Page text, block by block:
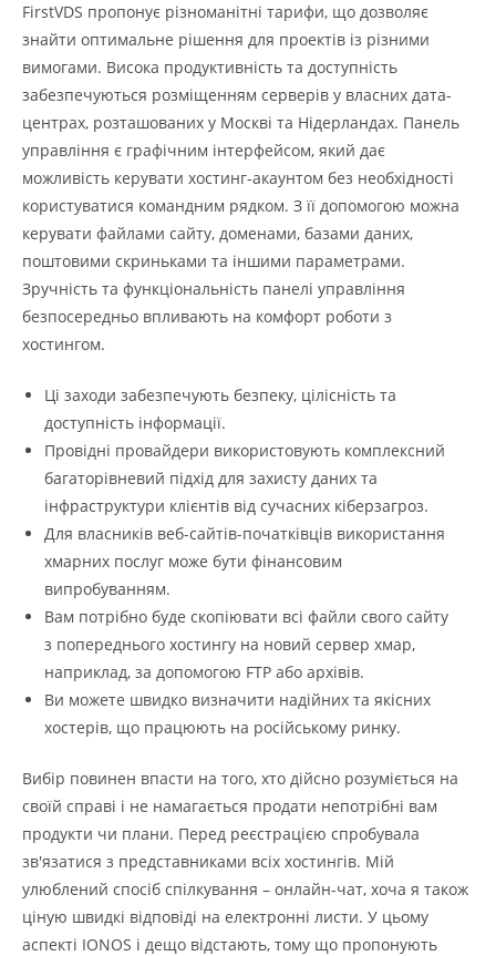
FirstVDS пропонує різноманітні тарифи, що дозволяє
знайти оптимальне рішення для проектів із різними
вимогами. Висока продуктивність та доступність
забезпечуються розміщенням серверів у власних дата-
центрах, розташованих у Москві та Нідерландах. Панель
управління є графічним інтерфейсом, який дає
можливість керувати хостинг-акаунтом без необхідності
користуватися командним рядком. З її допомогою можна
керувати файлами сайту, доменами, базами даних,
поштовими скриньками та іншими параметрами.
Зручність та функціональність панелі управління
безпосередньо впливають на комфорт роботи з
хостингом.
Ці заходи забезпечують безпеку, цілісність та
доступність інформації.
Провідні провайдери використовують комплексний
багаторівневий підхід для захисту даних та
інфраструктури клієнтів від сучасних кіберзагроз.
Для власників веб-сайтів-початківців використання
хмарних послуг може бути фінансовим
випробуванням.
Вам потрібно буде скопіювати всі файли свого сайту
з попереднього хостингу на новий сервер хмар,
наприклад, за допомогою FTP або архівів.
Ви можете швидко визначити надійних та якісних
хостерів, що працюють на російському ринку.
Вибір повинен впасти на того, хто дійсно розуміється на
своїй справі і не намагається продати непотрібні вам
продукти чи плани. Перед реєстрацією спробувала
зв'язатися з представниками всіх хостингів. Мій
улюблений спосіб спілкування – онлайн-чат, хоча я також
ціную швидкі відповіді на електронні листи. У цьому
аспекті IONOS і дещо відстають, тому що пропонують